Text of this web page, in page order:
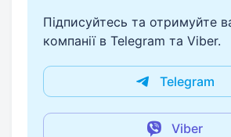
Підписуйтесь та отримуйте
компанії в Telegram та Viber.
Telegram
Viber